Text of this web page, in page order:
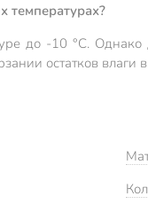
температурах?
до -10 °C.
остатков влаги